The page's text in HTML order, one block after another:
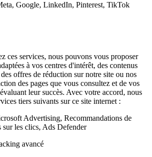
Google, LinkedIn, Pinterest, TikTok
ces services, nous pouvons vous proposer
à vos centres d'intérêt, des contenus
offres de réduction sur notre site ou nos
des pages que vous consultez et de vos
leur succès. Avec votre accord, nous
tiers suivants sur ce site internet :
Advertising, Recommandations de
sur les clics, Ads Defender
avancé